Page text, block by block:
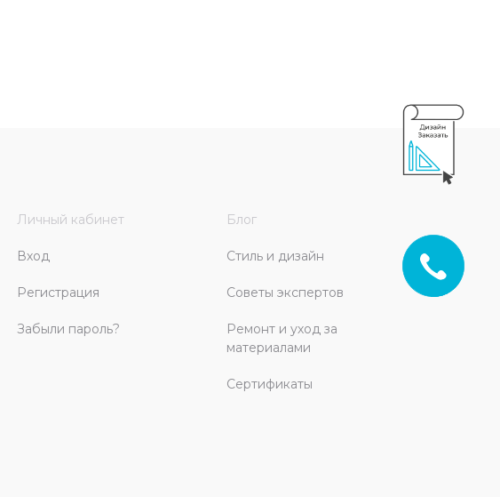
Личный кабинет
Вход
Регистрация
Забыли пароль?
Блог
Стиль и дизайн
Советы экспертов
Ремонт и уход за
материалами
Сертификаты